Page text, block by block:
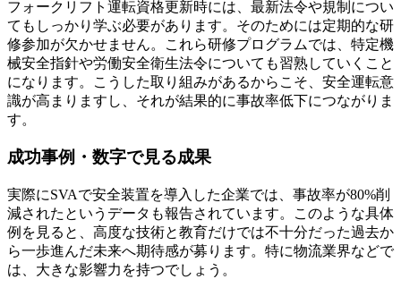
フォークリフト運転資格更新時には、最新法令や規制につい
てもしっかり学ぶ必要があります。そのためには定期的な研
修参加が欠かせません。これら研修プログラムでは、特定機
械安全指針や労働安全衛生法令についても習熟していくこと
になります。こうした取り組みがあるからこそ、安全運転意
識が高まりますし、それが結果的に事故率低下につながりま
す。
成功事例・数字で見る成果
実際にSVAで安全装置を導入した企業では、事故率が80%削
減されたというデータも報告されています。このような具体
例を見ると、高度な技術と教育だけでは不十分だった過去か
ら一歩進んだ未来へ期待感が募ります。特に物流業界などで
は、大きな影響力を持つでしょう。